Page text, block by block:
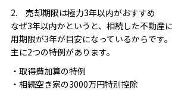
2. 売却期限は極力3年以内がおすすめ
なぜ3年以内かというと、相続した不動産
用期限が3年が目安になっているからです。
主に2つの特例があります。
・取得費加算の特例
・相続空き家の3000万円特別控除